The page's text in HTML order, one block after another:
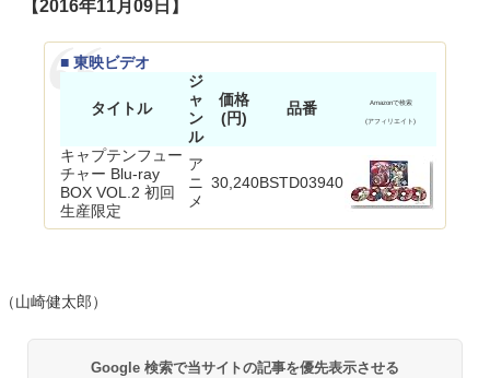
【2016年11月09日】
■ 東映ビデオ
タイトル
ジ
ャ
ン
ル
価格
(円)
品番 Amazonで検索
(アフィリエイト)
キャプテンフュー
チャー Blu-ray
BOX VOL.2 初回
生産限定
ア
ニ
メ
30,240BSTD03940
（山崎健太郎）
Google 検索で当サイトの記事を優先表示させる